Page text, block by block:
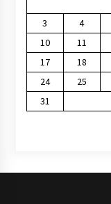
3
4
10
11
17
18
24
25
31